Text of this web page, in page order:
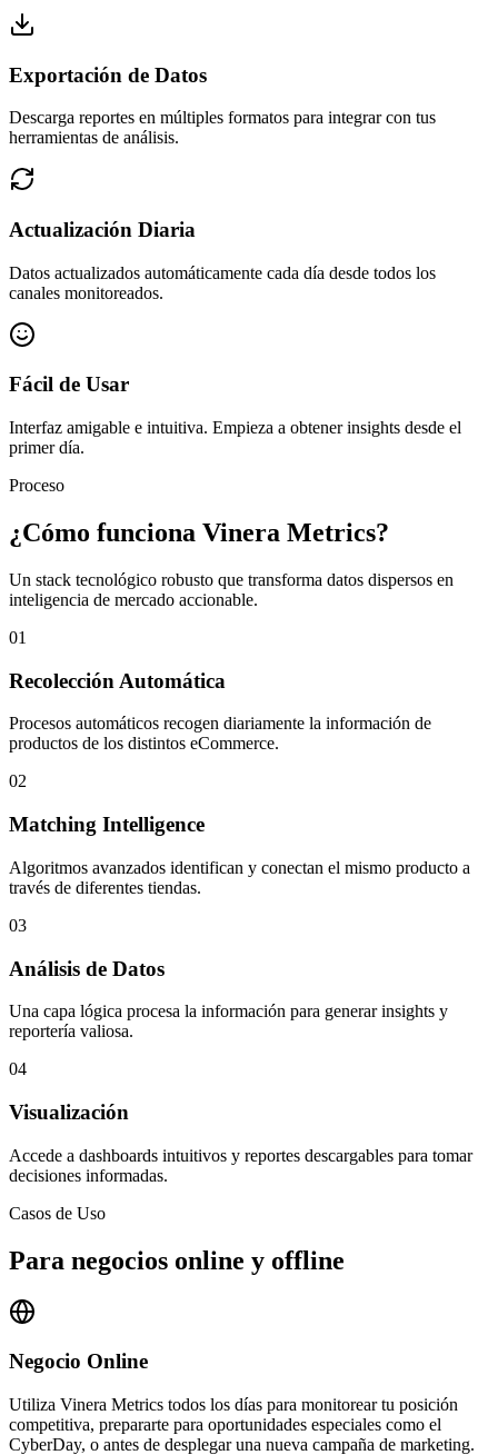
Exportación de Datos
Descarga reportes en múltiples formatos para integrar con tus
herramientas de análisis.
Actualización Diaria
Datos actualizados automáticamente cada día desde todos los
canales monitoreados.
Fácil de Usar
Interfaz amigable e intuitiva. Empieza a obtener insights desde el
primer día.
Proceso
¿Cómo funciona Vinera Metrics?
Un stack tecnológico robusto que transforma datos dispersos en
inteligencia de mercado accionable.
01
Recolección Automática
Procesos automáticos recogen diariamente la información de
productos de los distintos eCommerce.
02
Matching Intelligence
Algoritmos avanzados identifican y conectan el mismo producto a
través de diferentes tiendas.
03
Análisis de Datos
Una capa lógica procesa la información para generar insights y
reportería valiosa.
04
Visualización
Accede a dashboards intuitivos y reportes descargables para tomar
decisiones informadas.
Casos de Uso
Para negocios online y offline
Negocio Online
Utiliza Vinera Metrics todos los días para monitorear tu posición
competitiva, prepararte para oportunidades especiales como el
CyberDay, o antes de desplegar una nueva campaña de marketing.